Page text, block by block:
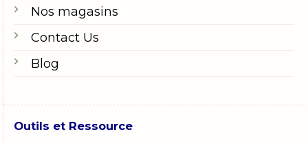
Nos magasins
Contact Us
Blog
Outils et Ressource